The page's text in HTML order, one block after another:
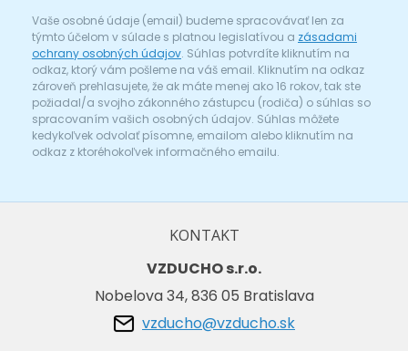
Vaše osobné údaje (email) budeme spracovávať len za
týmto účelom v súlade s platnou legislatívou a zásadami
ochrany osobných údajov. Súhlas potvrdíte kliknutím na
odkaz, ktorý vám pošleme na váš email. Kliknutím na odkaz
zároveň prehlasujete, že ak máte menej ako 16 rokov, tak ste
požiadal/a svojho zákonného zástupcu (rodiča) o súhlas so
spracovaním vašich osobných údajov. Súhlas môžete
kedykoľvek odvolať písomne, emailom alebo kliknutím na
odkaz z ktoréhokoľvek informačného emailu.
KONTAKT
VZDUCHO s.r.o.
Nobelova 34, 836 05 Bratislava
vzducho@vzducho.sk